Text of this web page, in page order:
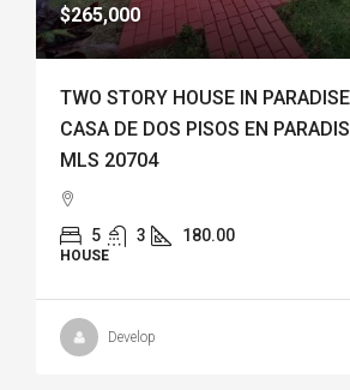
$265,000
TWO STORY HOUSE IN
CASA DE DOS PISOS EN
MLS 20704
5 3 180.00
HOUSE
Develop